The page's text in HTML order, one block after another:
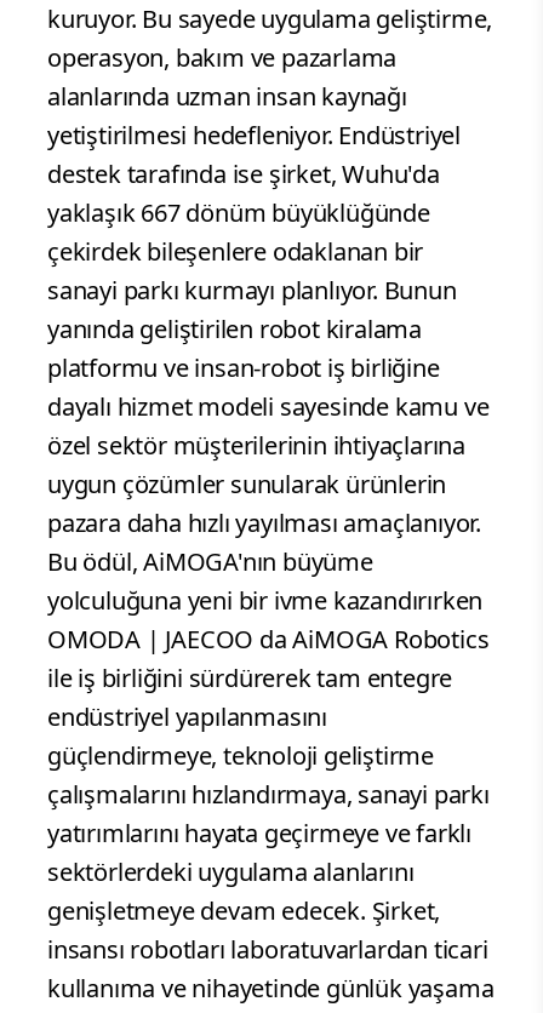
kuruyor. Bu sayede uygulama geliştirme,
operasyon, bakım ve pazarlama
alanlarında uzman insan kaynağı
yetiştirilmesi hedefleniyor. Endüstriyel
destek tarafında ise şirket, Wuhu'da
yaklaşık 667 dönüm büyüklüğünde
çekirdek bileşenlere odaklanan bir
sanayi parkı kurmayı planlıyor. Bunun
yanında geliştirilen robot kiralama
platformu ve insan-robot iş birliğine
dayalı hizmet modeli sayesinde kamu ve
özel sektör müşterilerinin ihtiyaçlarına
uygun çözümler sunularak ürünlerin
pazara daha hızlı yayılması amaçlanıyor.
Bu ödül, AiMOGA'nın büyüme
yolculuğuna yeni bir ivme kazandırırken
OMODA | JAECOO da AiMOGA Robotics
ile iş birliğini sürdürerek tam entegre
endüstriyel yapılanmasını
güçlendirmeye, teknoloji geliştirme
çalışmalarını hızlandırmaya, sanayi parkı
yatırımlarını hayata geçirmeye ve farklı
sektörlerdeki uygulama alanlarını
genişletmeye devam edecek. Şirket,
insansı robotları laboratuvarlardan ticari
kullanıma ve nihayetinde günlük yaşama